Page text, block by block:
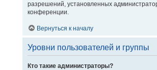
разрешений, установленных
конференции.
Вернуться к началу
Уровни пользователей и группы
Кто такие администраторы?